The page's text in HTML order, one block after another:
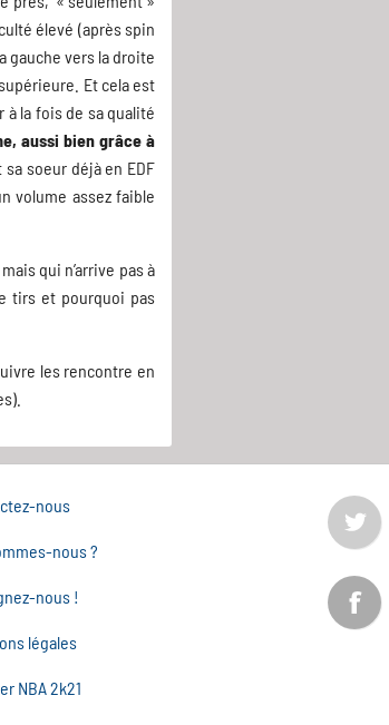
élevé (après spin
gauche vers la droite
Et cela est
la fois de sa qualité
aussi bien grâce à
soeur déjà en EDF
volume assez faible
qui n’arrive pas à
tirs et pourquoi pas
les rencontre en
nous
nous ?
nous !
légales
NBA 2k21